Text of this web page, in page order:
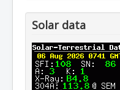
Solar data